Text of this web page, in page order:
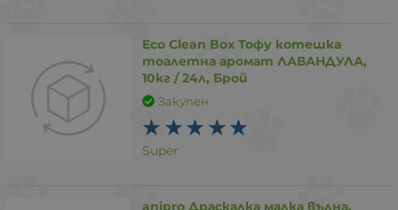
Eco Clean Box Тофу котешка
тоалетна аромат ЛАВАНДУЛА,
10кг / 24л, Брой
Закупен
Super
anipro Драскалка малка вълна,